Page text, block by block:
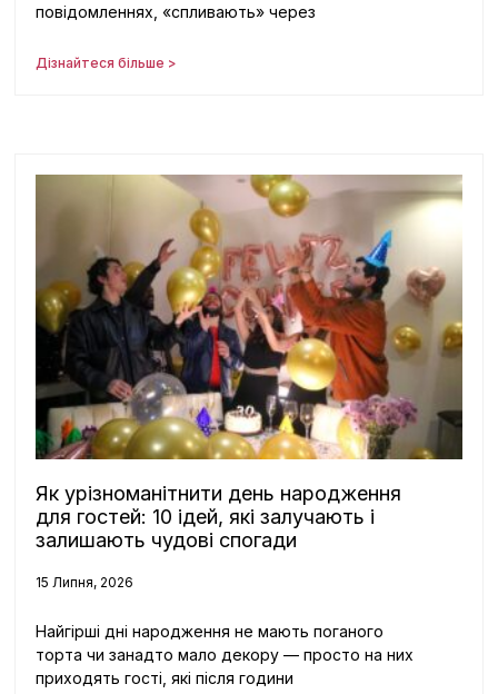
повідомленнях, «спливають» через
Дізнайтеся більше >
Як урізноманітнити день народження
для гостей: 10 ідей, які залучають і
залишають чудові спогади
15 Липня, 2026
Найгірші дні народження не мають поганого
торта чи занадто мало декору — просто на них
приходять гості, які після години